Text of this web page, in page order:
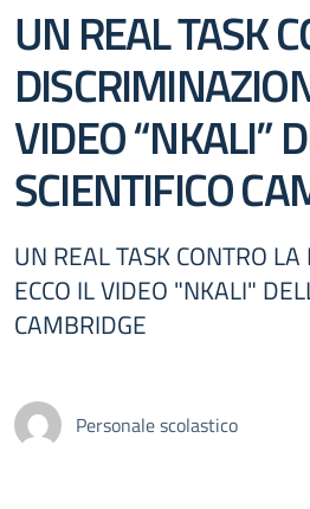
UN REAL TASK
VIDEO “NKALI”
SCIENTIFICO
UN REAL TASK CONTRO
ECCO IL VIDEO "NKALI"
CAMBRIDGE
Personale scolastico